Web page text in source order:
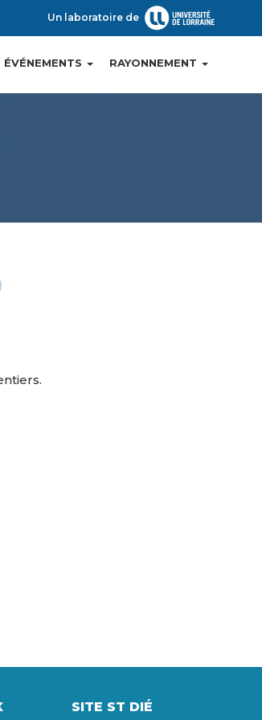
Un laboratoire de
ÉVÉNEMENTS RAYONNEMENT
SITE ST DIÉ